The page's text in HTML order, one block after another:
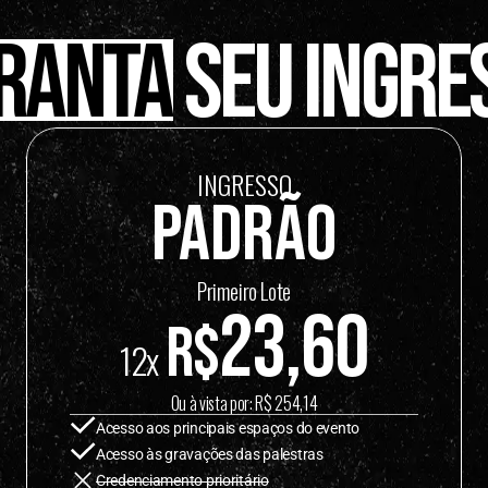
seu
INGRESSO
padrão
Primeiro Lote
12xR$23,60
Ou à vista por: R$ 254,14
Acesso aos principais espaços do evento
Acesso às gravações das palestras
Credenciamento prioritário